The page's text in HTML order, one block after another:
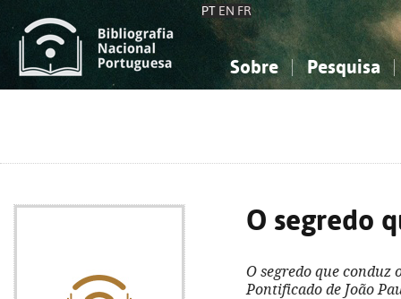
PT EN FR
Sobre Pesquisa
O segredo
O segredo que conduz
Pontificado de João